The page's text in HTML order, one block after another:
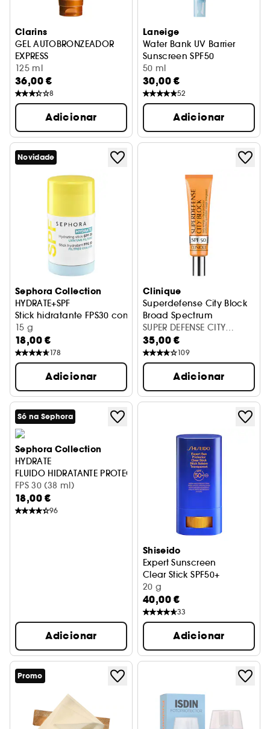
Clarins
GEL AUTOBRONZEADOR
EXPRESS
Gel fresco autobronzeador para rostro e corpo
125 ml
36,00 €
8
Adicionar
Laneige
Water Bank UV Barrier
Sunscreen SPF50
Protetor solar SPF 50
50 ml
30,00 €
52
Adicionar
Novidade
Sephora Collection
HYDRATE+SPF
Stick hidratante FPS30 com filtros UVA/UVB
15 g
18,00 €
178
Adicionar
Clinique
Superdefense City Block
Broad Spectrum
Spf 50
SUPER DEFENSE CITY
BLOCK SPF50 40ML
35,00 €
109
Adicionar
Só na Sephora
Sephora Collection
HYDRATE
FLUIDO HIDRATANTE PROTEÇÃO DIÁRIA FPS 30
FPS 30 (38 ml)
18,00 €
96
Adicionar
Shiseido
Expert Sunscreen
Clear Stick SPF50+
20 g
40,00 €
33
Adicionar
Promo